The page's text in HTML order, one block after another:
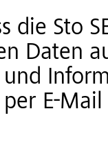
die Sto
Daten
per E-